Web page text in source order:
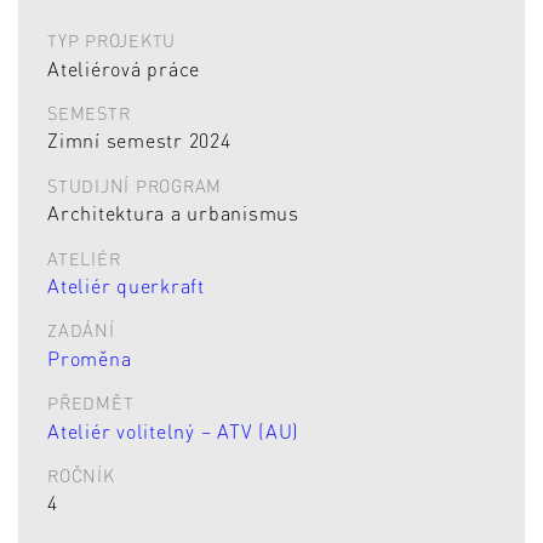
TYP PROJEKTU
Ateliérová práce
SEMESTR
Zimní semestr 2024
STUDIJNÍ PROGRAM
Architektura a urbanismus
ATELIÉR
Ateliér querkraft
ZADÁNÍ
Proměna
PŘEDMĚT
Ateliér volitelný – ATV (AU)
ROČNÍK
4